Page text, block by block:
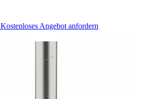
Kostenloses Angebot anfordern